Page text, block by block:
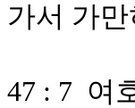
가서 가
47 : 7 여